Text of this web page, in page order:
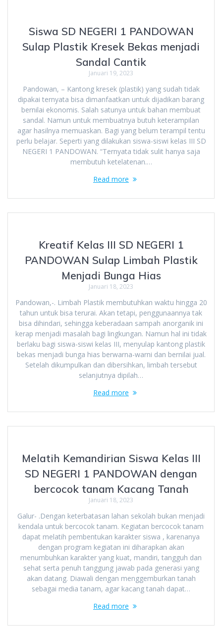
Siswa SD NEGERI 1 PANDOWAN
Sulap Plastik Kresek Bekas menjadi
Sandal Cantik
Januari 19, 2023
Pandowan, – Kantong kresek (plastik) yang sudah tidak
dipakai ternyata bisa dimanfaatkan untuk dijadikan barang
bernilai ekonomis. Salah satunya untuk bahan membuat
sandal. Namun untuk membuatnya butuh keterampilan
agar hasilnya memuaskan. Bagi yang belum terampil tentu
perlu belajar. Seperti yang dilakukan siswa-siswi kelas III SD
NEGERI 1 PANDOWAN. “Ternyata tidak sulit hanya saja
membutuh ketelatenan.…
Read more
Kreatif Kelas III SD NEGERI 1
PANDOWAN Sulap Limbah Plastik
Menjadi Bunga Hias
Januari 18, 2023
Pandowan,-. Limbah Plastik membutuhkan waktu hingga 20
tahun untuk bisa terurai. Akan tetapi, penggunaannya tak
bisa dihindari, sehingga keberadaan sampah anorganik ini
kerap menjadi masalah bagi lingkungan. Namun hal ini tidak
berlaku bagi siswa-siswi kelas III, menyulap kantong plastik
bekas menjadi bunga hias berwarna-warni dan bernilai jual.
Setelah dikumpulkan dan dibersihkan, limbah tersebut
selanjutnya dipilah…
Read more
Melatih Kemandirian Siswa Kelas III
SD NEGERI 1 PANDOWAN dengan
bercocok tanam Kacang Tanah
Januari 18, 2023
Galur- .Dengan keterbatasan lahan sekolah bukan menjadi
kendala untuk bercocok tanam. Kegiatan bercocok tanam
dapat melatih pembentukan karakter siswa , karenanya
dengan program kegiatan ini diharapkan akan
menumbuhkan karakter yang kuat, mandiri, tangguh dan
sehat serta penuh tanggung jawab pada generasi yang
akan datang. Diawali dengan menggemburkan tanah
sebagai media tanam, agar kacang tanah dapat…
Read more